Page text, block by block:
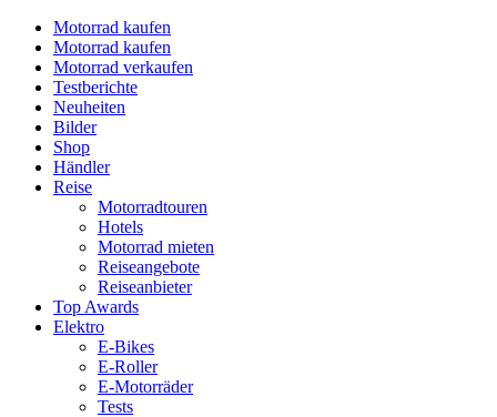
Motorrad kaufen
Motorrad kaufen
Motorrad verkaufen
Testberichte
Neuheiten
Bilder
Shop
Händler
Reise
Motorradtouren
Hotels
Motorrad mieten
Reiseangebote
Reiseanbieter
Top Awards
Elektro
E-Bikes
E-Roller
E-Motorräder
Tests